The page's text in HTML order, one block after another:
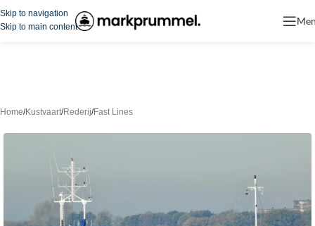
Skip to navigation
Skip to main content
Home/Kustvaart/Rederij/Fast Lines